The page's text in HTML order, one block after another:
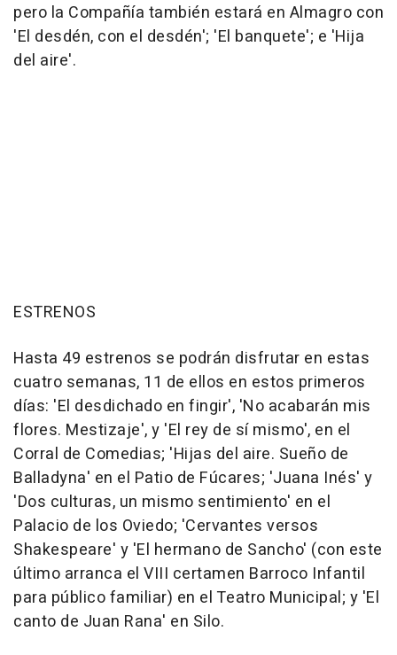
pero la Compañía también estará en Almagro con
'El desdén, con el desdén'; 'El banquete'; e 'Hija
del aire'.
ESTRENOS
Hasta 49 estrenos se podrán disfrutar en estas
cuatro semanas, 11 de ellos en estos primeros
días: 'El desdichado en fingir', 'No acabarán mis
flores. Mestizaje', y 'El rey de sí mismo', en el
Corral de Comedias; 'Hijas del aire. Sueño de
Balladyna' en el Patio de Fúcares; 'Juana Inés' y
'Dos culturas, un mismo sentimiento' en el
Palacio de los Oviedo; 'Cervantes versos
Shakespeare' y 'El hermano de Sancho' (con este
último arranca el VIII certamen Barroco Infantil
para público familiar) en el Teatro Municipal; y 'El
canto de Juan Rana' en Silo.